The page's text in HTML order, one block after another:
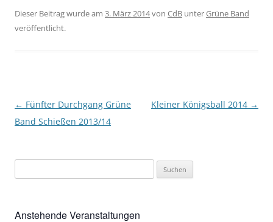
Dieser Beitrag wurde am 3. März 2014von CdB unterGrüne Band
veröffentlicht.
Beitragsnavigation
← Fünfter Durchgang Grüne
Band Schießen 2013/14
Kleiner Königsball 2014 →
nach:
Anstehende Veranstaltungen